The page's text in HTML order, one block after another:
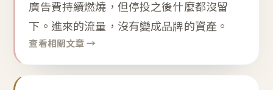
廣告費持續燃燒，但停投之後什麼都沒留
下。進來的流量，沒有變成品牌的資產。
查看相關文章 →